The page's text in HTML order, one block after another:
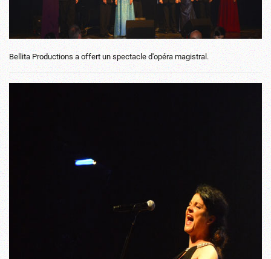
Bellita Productions a offert un spectacle d'opéra magistral.